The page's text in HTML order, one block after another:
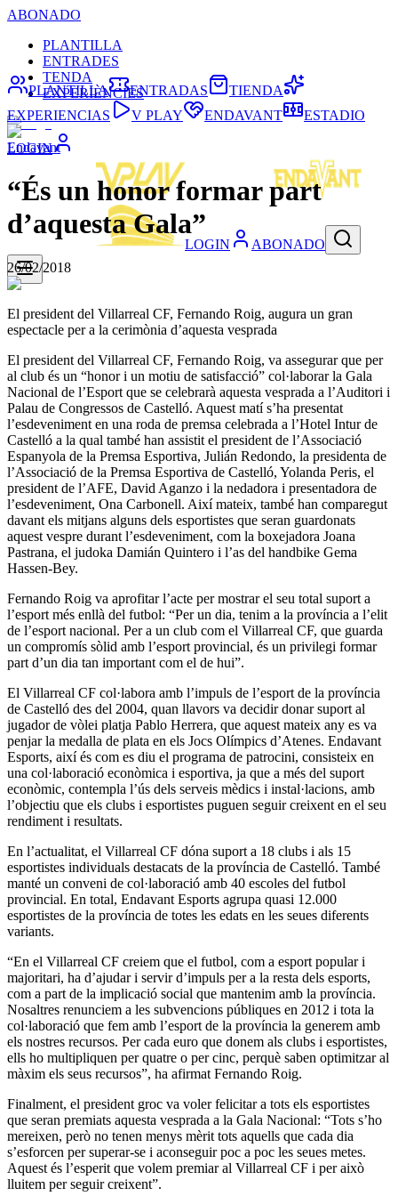
ABONADO
PLANTILLA
ENTRADES
TENDA
EXPERIÈNCIES
LOGIN
LOGIN ABONADO
PLANTILLA ENTRADAS
TIENDA
EXPERIENCIAS
V PLAY ENDAVANT ESTADIO
Endavant
“És un honor formar part
d’aquesta Gala”
26/02/2018
El president del Villarreal CF, Fernando Roig, augura un gran
espectacle per a la cerimònia d’aquesta vesprada
El president del Villarreal CF, Fernando Roig, va assegurar que per
al club és un “honor i un motiu de satisfacció” col·laborar la Gala
Nacional de l’Esport que se celebrarà aquesta vesprada a l’Auditori i
Palau de Congressos de Castelló. Aquest matí s’ha presentat
l’esdeveniment en una roda de premsa celebrada a l’Hotel Intur de
Castelló a la qual també han assistit el president de l’Associació
Espanyola de la Premsa Esportiva, Julián Redondo, la presidenta de
l’Associació de la Premsa Esportiva de Castelló, Yolanda Peris, el
president de l’AFE, David Aganzo i la nedadora i presentadora de
l’esdeveniment, Ona Carbonell. Així mateix, també han comparegut
davant els mitjans alguns dels esportistes que seran guardonats
aquest vespre durant l’esdeveniment, com la boxejadora Joana
Pastrana, el judoka Damián Quintero i l’as del handbike Gema
Hassen-Bey.
Fernando Roig va aprofitar l’acte per mostrar el seu total suport a
l’esport més enllà del futbol: “Per un dia, tenim a la província a l’elit
de l’esport nacional. Per a un club com el Villarreal CF, que guarda
un compromís sòlid amb l’esport provincial, és un privilegi formar
part d’un dia tan important com el de hui”.
El Villarreal CF col·labora amb l’impuls de l’esport de la província
de Castelló des del 2004, quan llavors va decidir donar suport al
jugador de vòlei platja Pablo Herrera, que aquest mateix any es va
penjar la medalla de plata en els Jocs Olímpics d’Atenes. Endavant
Esports, així és com es diu el programa de patrocini, consisteix en
una col·laboració econòmica i esportiva, ja que a més del suport
econòmic, contempla l’ús dels serveis mèdics i instal·lacions, amb
l’objectiu que els clubs i esportistes puguen seguir creixent en el seu
rendiment i resultats.
En l’actualitat, el Villarreal CF dóna suport a 18 clubs i als 15
esportistes individuals destacats de la província de Castelló. També
manté un conveni de col·laboració amb 40 escoles del futbol
provincial. En total, Endavant Esports agrupa quasi 12.000
esportistes de la província de totes les edats en les seues diferents
variants.
“En el Villarreal CF creiem que el futbol, com a esport popular i
majoritari, ha d’ajudar i servir d’impuls per a la resta dels esports,
com a part de la implicació social que mantenim amb la província.
Nosaltres renunciem a les subvencions públiques en 2012 i tota la
col·laboració que fem amb l’esport de la província la generem amb
els nostres recursos. Per cada euro que donem als clubs i esportistes,
ells ho multipliquen per quatre o per cinc, perquè saben optimitzar al
màxim els seus recursos”, ha afirmat Fernando Roig.
Finalment, el president groc va voler felicitar a tots els esportistes
que seran premiats aquesta vesprada a la Gala Nacional: “Tots s’ho
mereixen, però no tenen menys mèrit tots aquells que cada dia
s’esforcen per superar-se i aconseguir poc a poc les seues metes.
Aquest és l’esperit que volem premiar al Villarreal CF i per això
lluitem per seguir creixent”.